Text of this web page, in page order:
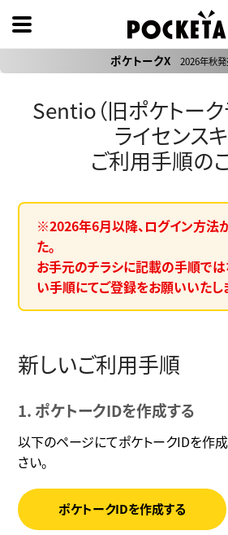
ポケトークX 2026年秋
Sentio（旧ポケトーク
ライセンス
ご利用手順の
※2026年6月以降、ログイン方法
た。
お手元のチラシに記載の手順では
い手順にてご登録をお願いいたし
新しいご利用手順
1. ポケトークIDを作成する
以下のページにてポケトークIDを作成
さい。
ポケトークIDを作成する